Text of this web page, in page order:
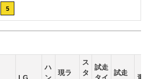
5
ハ
現ラ
ス
タ
試走
試走